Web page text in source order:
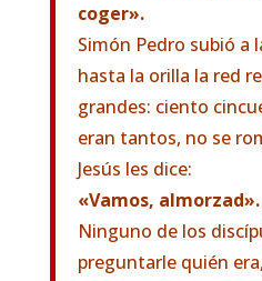
coger».
Simón Pedro subió a
hasta la orilla la red
grandes: ciento
eran tantos, no se
Jesús les dice:
«Vamos, almorzad».
Ninguno de los
preguntarle quién